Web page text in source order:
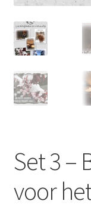
Set 3 –
voor